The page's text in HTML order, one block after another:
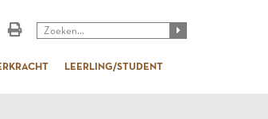
LEERLING/STUDENT